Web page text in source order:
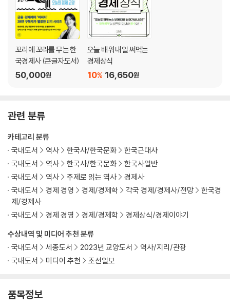
5. 경제사에는 왜 삼성·현대 이야기만 있고 네이버·카카오는 없어요?
2020~2021년 빅테크버블 - 2000년 닷컴버블
1. 왜 아버지가 ‘주식 하면 삼대가 망한다’고 말씀하시냐면
2021년 자산버블 - 1962년 증권파동
3. 대기업이 중소기업 대리한테 돈을 빌려달라면?
4. 재계 7위 그룹도 정부 눈치 안 보면 열흘 만에 공중분해
2017년 한진해운 파산 - 1985년 국제그룹 파산
5. 정경유착이 우리 건강에 미치는 영향
1995~2011년 가습기살균제 사건 - 1990~1994년 낙동강 페놀 유출 사
건
Part 5. 국제관계와 경제
1. 한국·미국·일본이 로맨스 찍으면 주인공은 누구죠?
2020년 코로나19와 GVC - 1965년 한일청구권협정
2. 에너지 가격이 올라가면 정권이 바뀐다?
3. 유가와 환율이 멱살 잡고 가는 우리나라 경제
2006~2012년 한미 FTA - 1986~1988년 3저 호황
꼬리에 꼬리를 무는 한
국경제사 (큰글자도서)
50,000원
오늘 배워 내일 써먹는
경제상식
16,650원
10%
관련 분류
수상내역 및 미디어 추천 분류
국내도서
세종도서 2023년 교양도서
역사/지리/관광
국내도서
미디어 추천 조선일보
카테고리 분류
국내도서
역사 한국사/한국문화
한국근대사
국내도서
역사 한국사/한국문화
한국사일반
국내도서
역사 주제로 읽는 역사
경제사
국내도서
경제 경영 경제/경제학 각국 경제/경제사/전망
한국경
제/경제사
국내도서
경제 경영 경제/경제학 경제상식/경제이야기
품목정보